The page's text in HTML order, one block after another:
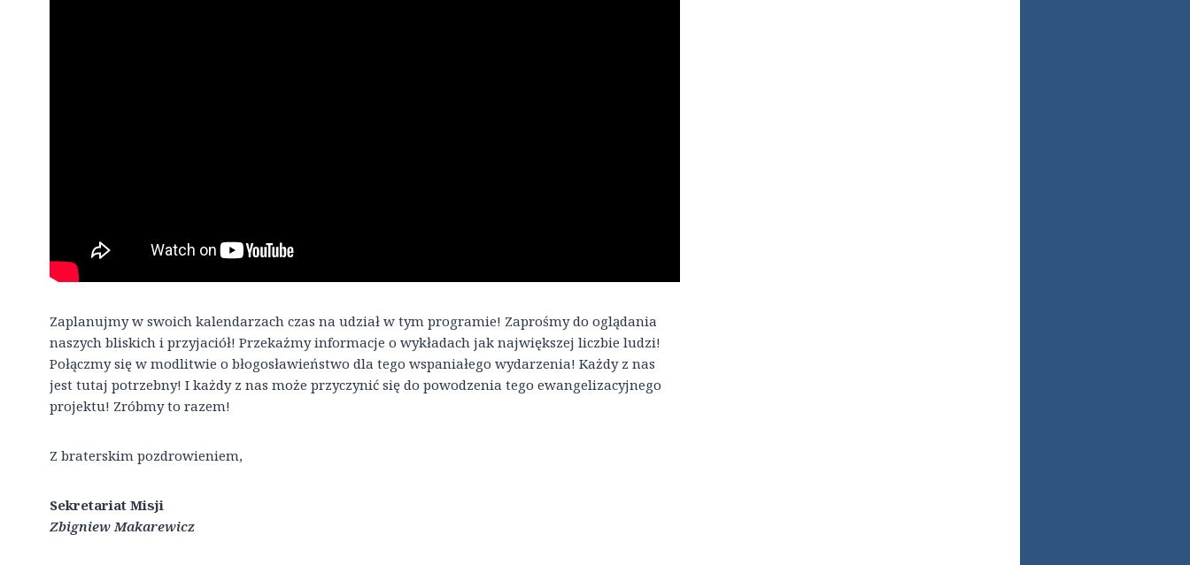
Zaplanujmy w swoich kalendarzach czas na udział w tym programie! Zaprośmy do oglądania
naszych bliskich i przyjaciół! Przekażmy informacje o wykładach jak największej liczbie ludzi!
Połączmy się w modlitwie o błogosławieństwo dla tego wspaniałego wydarzenia! Każdy z nas
jest tutaj potrzebny! I każdy z nas może przyczynić się do powodzenia tego ewangelizacyjnego
projektu! Zróbmy to razem!
Z braterskim pozdrowieniem,
Sekretariat Misji
Zbigniew Makarewicz